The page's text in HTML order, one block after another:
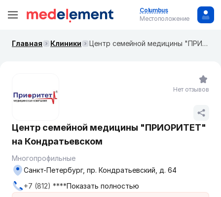
Columbus
Местоположение
Главная Клиники Центр семейной медицины "ПРИОРИТЕТ" на Кондратьевском
Центр семейной медицины "ПРИОРИТЕТ"
на Кондратьевском
Многопрофильные
Санкт-Петербург, пр. Кондратьевский, д. 64
+7 (812) ****Показать полностью
Нет отзывов